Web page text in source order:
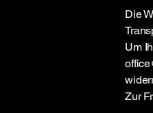
Die
Um
Zur